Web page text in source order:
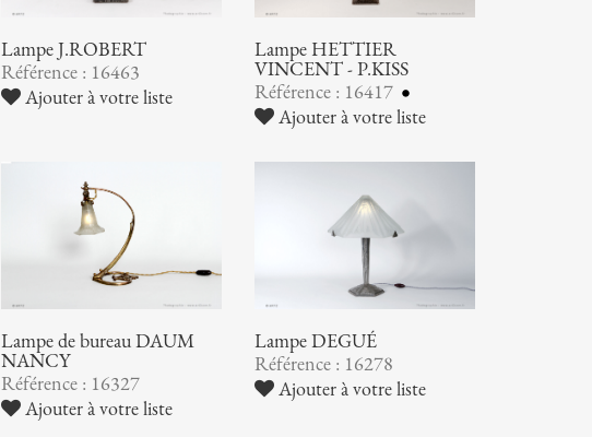
Lampe J.ROBERT
Référence : 16463
Ajouter à votre liste
Lampe HETTIER
VINCENT - P.KISS
Référence : 16417
Ajouter à votre liste
Lampe de bureau DAUM
NANCY
Référence : 16327
Ajouter à votre liste
Lampe DEGUÉ
Référence : 16278
Ajouter à votre liste